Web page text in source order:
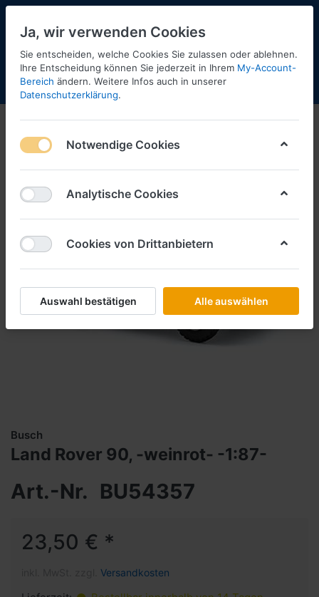
Menü Anmelden Shopaktualisierung
Busch
Land Rover 90, -weinrot- -1:87-
Art.-Nr. BU54357
23,50 € *
Versandkosten
Ja, wir verwenden Cookies
Sie entscheiden, welche Cookies Sie zulassen oder ablehnen.
Ihre Entscheidung können Sie jederzeit in Ihrem My-Account-
Bereich ändern. Weitere Infos auch in unserer
Datenschutzerklärung.
Notwendige Cookies
Analytische Cookies
Cookies von Drittanbietern
Auswahl bestätigen Alle auswählen